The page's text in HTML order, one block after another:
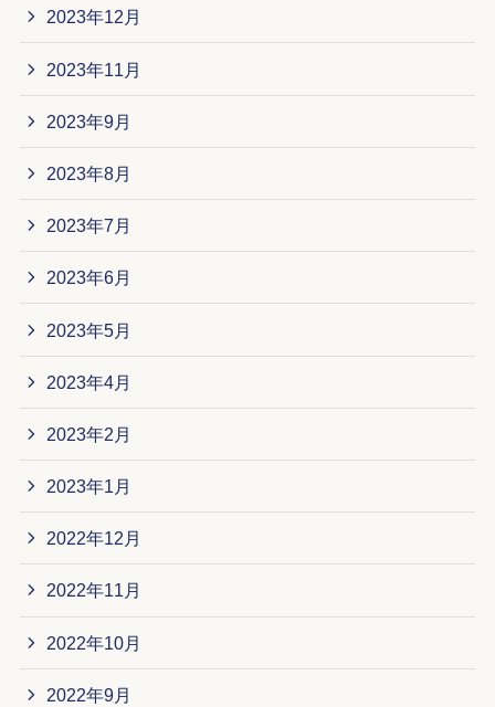
2023年12月
2023年11月
2023年9月
2023年8月
2023年7月
2023年6月
2023年5月
2023年4月
2023年2月
2023年1月
2022年12月
2022年11月
2022年10月
2022年9月